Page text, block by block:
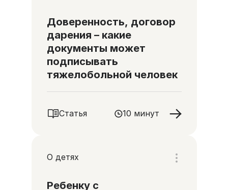
Доверенность, договор
дарения – какие
документы может
подписывать
тяжелобольной человек
Статья 10 минут
О детях
Ребенку с